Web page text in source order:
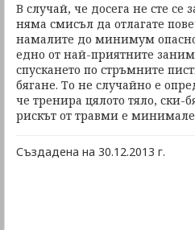
В случай, че досега не сте
няма смисъл да отлагате
намалите до минимум
едно от най-приятните
спускането по стръмните
бягане. То не случайно е
че тренира цялото тяло, ски-
рискът от травми е
Създадена на 30.12.2013 г.